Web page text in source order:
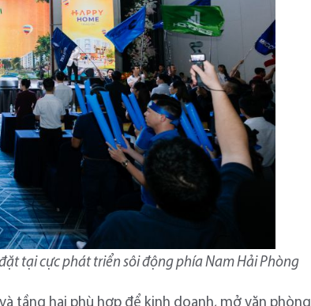
tại cực phát triển sôi động phía Nam Hải Phòng